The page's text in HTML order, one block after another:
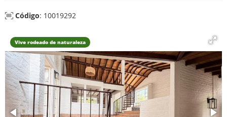
Código: 10019292
Vive rodeado de naturaleza